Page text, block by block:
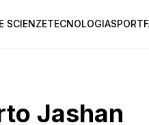
SCIENZETECNOLOGIASPORT
Jashan